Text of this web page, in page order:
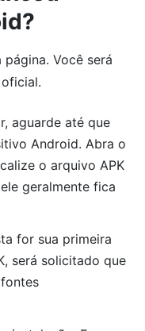
página. Você será
aguarde até que
Android. Abra o
o arquivo APK
geralmente fica
for sua primeira
será solicitado que